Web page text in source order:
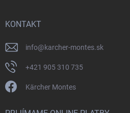
KONTAKT
info@karcher-montes.sk
+421 905 310 735
Kärcher Montes